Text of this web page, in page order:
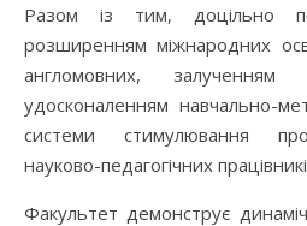
Разом із тим, доцільно
розширенням міжнародних
англомовних, залученням
удосконаленням навчально-
системи стимулювання
науково-педагогічних
Факультет демонструє